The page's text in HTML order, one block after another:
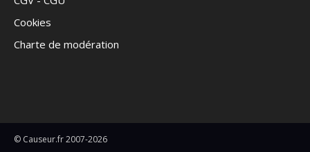
Cookies
Charte de modération
© Causeur.fr 2007-2026